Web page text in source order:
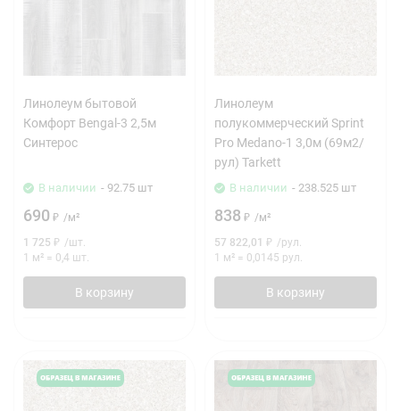
Линолеум бытовой
Комфорт Bengal-3 2,5м
Синтерос
В наличии - 92.75 шт
690 ₽ /м²
1 725 ₽ /шт.
1 м² = 0,4 шт.
В корзину
Линолеум
полукоммерческий Sprint
Pro Medano-1 3,0м (69м2/
рул) Tarkett
В наличии - 238.525 шт
838 ₽ /м²
57 822,01 ₽ /рул.
1 м² = 0,0145 рул.
В корзину